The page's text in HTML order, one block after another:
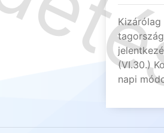
Kizárólag
(VI.30.)
napi